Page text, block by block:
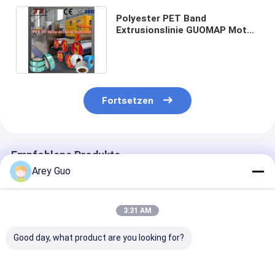
Polyester PET Band
Extrusionslinie GUOMAP Motor
Fortsetzen
Empfohlene Produkte
Arey Guo
3:31 AM
Good day, what product are you looking for?